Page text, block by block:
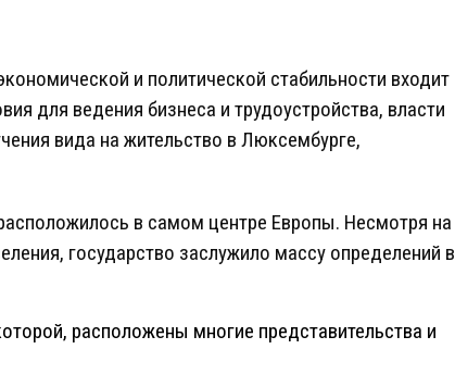
и политической стабильности входит
для ведения бизнеса и трудоустройства, власти
вида на жительство в Люксембурге,
в самом центре Европы. Несмотря на
государство заслужило массу определений в
расположены многие представительства и